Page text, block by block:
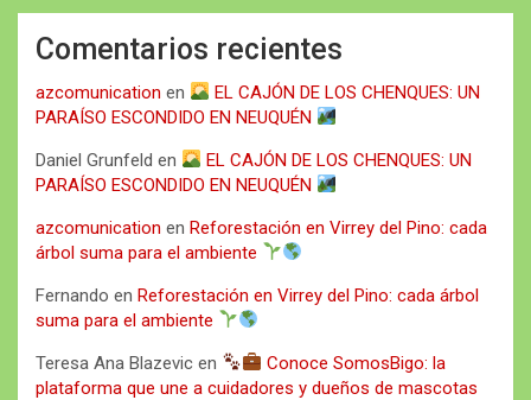
Comentarios recientes
azcomunication en
EL CAJÓN DE LOS CHENQUES: UN
PARAÍSO ESCONDIDO EN NEUQUÉN
Daniel Grunfeld en
EL CAJÓN DE LOS CHENQUES: UN
PARAÍSO ESCONDIDO EN NEUQUÉN
azcomunication en Reforestación en Virrey del Pino: cada
árbol suma para el ambiente
Fernando en Reforestación en Virrey del Pino: cada árbol
suma para el ambiente
Teresa Ana Blazevic en
Conoce SomosBigo: la
plataforma que une a cuidadores y dueños de mascotas